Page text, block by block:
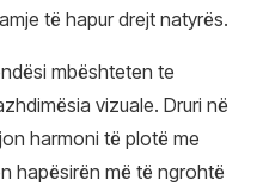
të hapur drejt natyrës.
mbështeten te
vizuale. Druri në
harmoni të plotë me
hapësirën më të ngrohtë